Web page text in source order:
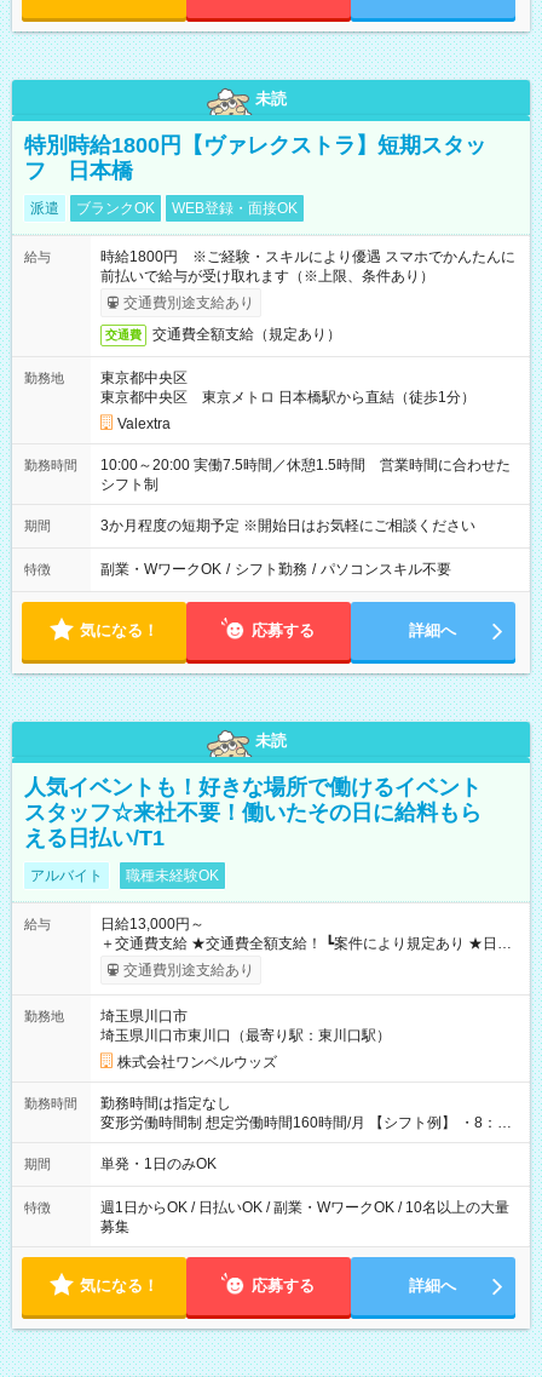
未読
特別時給1800円【ヴァレクストラ】短期スタッ
フ 日本橋
派遣 ブランクOK WEB登録・面接OK
給与
時給1800円 ※ご経験・スキルにより優遇 スマホでかんたんに
前払いで給与が受け取れます（※上限、条件あり）
交通費別途支給あり
交通費 交通費全額支給（規定あり）
勤務地
東京都中央区
東京都中央区 東京メトロ 日本橋駅から直結（徒歩1分）
Valextra
勤務時間
10:00～20:00 実働7.5時間／休憩1.5時間 営業時間に合わせた
シフト制
期間 3か月程度の短期予定 ※開始日はお気軽にご相談ください
特徴 副業・WワークOK / シフト勤務 / パソコンスキル不要
気になる！ 応募する 詳細へ
未読
人気イベントも！好きな場所で働けるイベント
スタッフ☆来社不要！働いたその日に給料もら
える日払い/T1
アルバイト 職種未経験OK
給与
日給13,000円～
＋交通費支給 ★交通費全額支給！ ┗案件により規定あり ★日払
いOK！（規定あり） ┗働いたその日に現金GET♪ お仕事後はコ
ンビニATMから 日払い分を引き落とせます！ 【試用期間】試
交通費別途支給あり
勤務地
埼玉県川口市
埼玉県川口市東川口（最寄り駅：東川口駅）
株式会社ワンベルウッズ
勤務時間
勤務時間は指定なし
変形労働時間制 想定労働時間160時間/月 【シフト例】 ・8：00
～21：00
期間 単発・1日のみOK
特徴
週1日からOK / 日払いOK / 副業・WワークOK / 10名以上の大量
募集
気になる！ 応募する 詳細へ